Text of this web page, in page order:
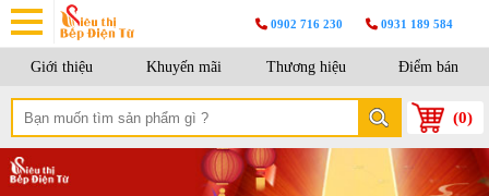
0902 716 230 0931 189 584
Giới thiệu Khuyến mãi Thương hiệu Điểm bán
(0)